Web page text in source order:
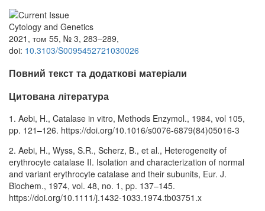
Cytology and Genetics
2021, том 55, № 3, 283–289,
doi: 10.3103/S0095452721030026
Повний текст та додаткові матеріали
Цитована література
1. Aebi, H., Catalase in vitro, Methods Enzymol., 1984, vol 105,
pp. 121–126. https://doi.org/10.1016/s0076-6879(84)05016-3
2. Aebi, H., Wyss, S.R., Scherz, B., et al., Heterogeneity of
erythrocyte catalase II. Isolation and characterization of normal
and variant erythrocyte catalase and their subunits, Eur. J.
Biochem., 1974, vol. 48, no. 1, pp. 137–145.
https://doi.org/10.1111/j.1432-1033.1974.tb03751.x